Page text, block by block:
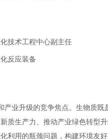
技术工程中心副主任
反应装备
业升级的竞争焦点。生物质
质生产力、推动产业绿色转型
利用的瓶颈问题，构建环境友